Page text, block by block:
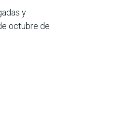
y
octubre de